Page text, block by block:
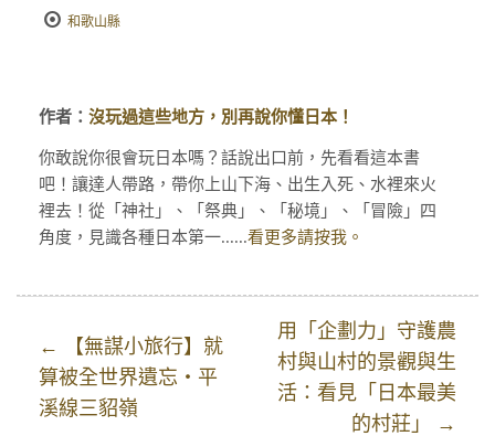
和歌山縣
作者： 沒玩過這些地方，別再說你懂日本！
你敢說你很會玩日本嗎？話說出口前，先看看這本書
吧！讓達人帶路，帶你上山下海、出生入死、水裡來火
裡去！從「神社」、「祭典」、「秘境」、「冒險」四
角度，見識各種日本第一......看更多請按我。
← 【無謀小旅行】就
算被全世界遺忘・平
溪線三貂嶺
用「企劃力」守護農
村與山村的景觀與生
活：看見「日本最美
的村莊」 →